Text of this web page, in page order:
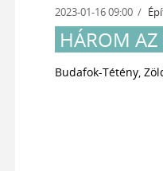
2023-01-16 09:00
HÁROM AZ
Budafok-Tétény,